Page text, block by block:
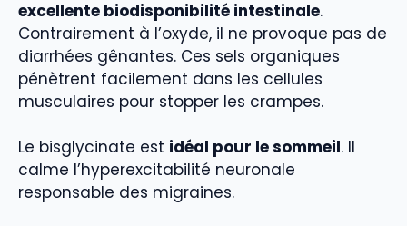
excellente biodisponibilité intestinale.
Contrairement à l’oxyde, il ne provoque pas de
diarrhées gênantes. Ces sels organiques
pénètrent facilement dans les cellules
musculaires pour stopper les crampes.
Le bisglycinate est idéal pour le sommeil. Il
calme l’hyperexcitabilité neuronale
responsable des migraines.